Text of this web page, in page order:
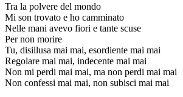
Tra la polvere del mondo
Mi son trovato e ho camminato
Nelle mani avevo fiori e tante scuse
Per non morire
Tu, disillusa mai mai, esordiente mai mai
Regolare mai mai, indecente mai mai
Non mi perdi mai mai, ma non perdi mai mai
Non confessi mai mai, non subisci mai mai